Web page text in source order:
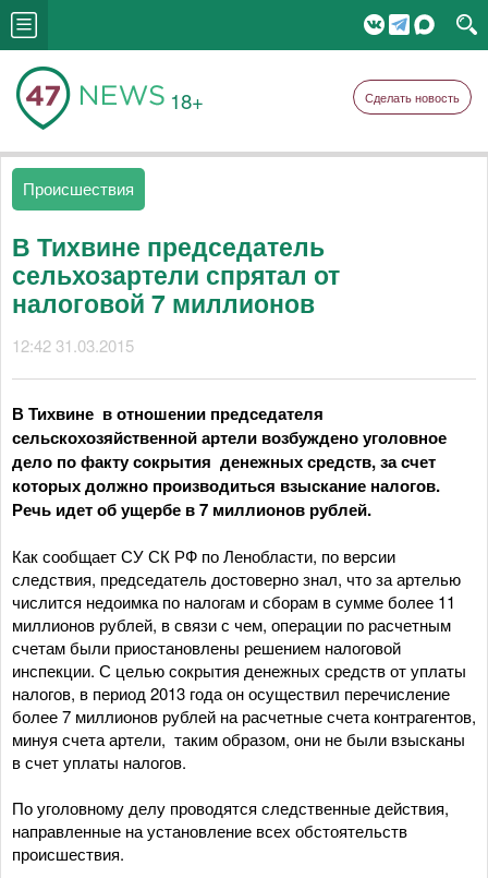
18+ Сделать новость
Происшествия
В Тихвине председатель
сельхозартели спрятал от
налоговой 7 миллионов
12:42 31.03.2015
В Тихвине в отношении председателя
сельскохозяйственной артели возбуждено уголовное
дело по факту сокрытия денежных средств, за счет
которых должно производиться взыскание налогов.
Речь идет об ущербе в 7 миллионов рублей.
Как сообщает СУ СК РФ по Ленобласти, по версии
следствия, председатель достоверно знал, что за артелью
числится недоимка по налогам и сборам в сумме более 11
миллионов рублей, в связи с чем, операции по расчетным
счетам были приостановлены решением налоговой
инспекции. С целью сокрытия денежных средств от уплаты
налогов, в период 2013 года он осуществил перечисление
более 7 миллионов рублей на расчетные счета контрагентов,
минуя счета артели, таким образом, они не были взысканы
в счет уплаты налогов.
По уголовному делу проводятся следственные действия,
направленные на установление всех обстоятельств
происшествия.